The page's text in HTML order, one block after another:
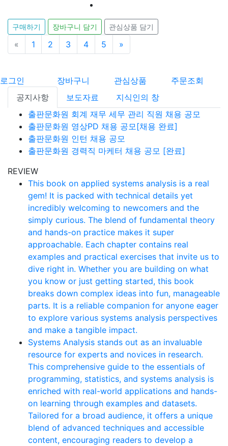
구매하기 장바구니 담기 관심상품 담기
« 이전
1 2 3 4 5 »
로그인 장바구니 관심상품
주문조회
공지사항
보도자료
지식인의 창
출판문화원 회계 재무 세무 관리 직원 채용 공모
출판문화원 영상PD 채용 공모[채용 완료]
출판문화원 인턴 채용 공모
출판문화원 경력직 마케터 채용 공모 [완료]
REVIEW
This book on applied systems analysis is a real
gem! It is packed with technical details yet
incredibly welcoming to newcomers and the
simply curious. The blend of fundamental theory
and hands-on practice makes it super
approachable. Each chapter contains real
examples and practical exercises that invite us to
dive right in. Whether you are building on what
you know or just getting started, this book
breaks down complex ideas into fun, manageable
parts. It is a reliable companion for anyone eager
to explore various systems analysis perspectives
and make a tangible impact.
Systems Analysis stands out as an invaluable
resource for experts and novices in research.
This comprehensive guide to the essentials of
programming, statistics, and systems analysis is
enriched with real-world applications and hands-
on learning through examples and datasets.
Tailored for a broad audience, it offers a unique
blend of advanced techniques and accessible
content, encouraging readers to develop a